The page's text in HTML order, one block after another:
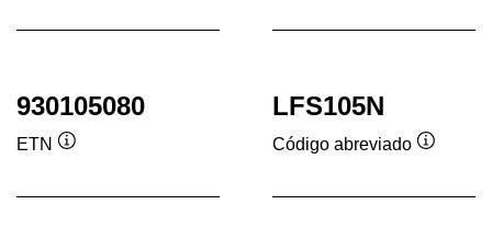
930105080
ETN
herramientas
LFS105N
Código abreviado